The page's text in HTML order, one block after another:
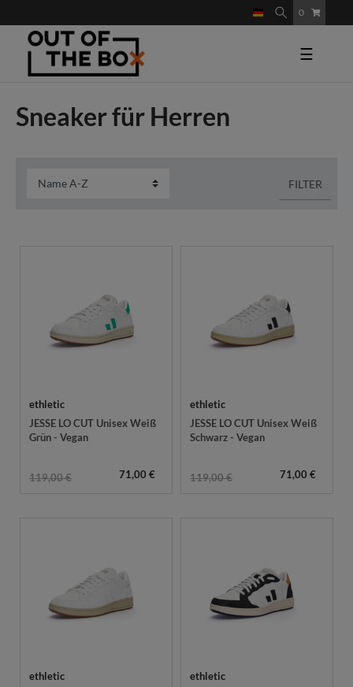
0
☰
Sneaker für Herren
FILTER
ethletic
JESSE LO CUT Unisex Weiß
Grün - Vegan
119,00 € 71,00 €
ethletic
JESSE LO CUT Unisex Weiß
Schwarz - Vegan
119,00 € 71,00 €
ethletic
ethletic